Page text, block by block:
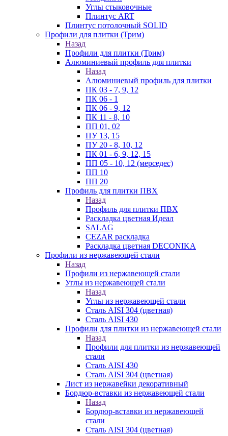
Углы стыковочные
Плинтус ART
Плинтус потолочный SOLID
Профили для плитки (Трим)
Назад
Профили для плитки (Трим)
Алюминиевый профиль для плитки
Назад
Алюминиевый профиль для плитки
ПК 03 - 7, 9, 12
ПК 06 - 1
ПК 06 - 9, 12
ПК 11 - 8, 10
ПП 01, 02
ПУ 13, 15
ПУ 20 - 8, 10, 12
ПК 01 - 6, 9, 12, 15
ПП 05 - 10, 12 (мерседес)
ПП 10
ПП 20
Профиль для плитки ПВХ
Назад
Профиль для плитки ПВХ
Раскладка цветная Идеал
SALAG
CEZAR раскладка
Раскладка цветная DECONIKA
Профили из нержавеющей стали
Назад
Профили из нержавеющей стали
Углы из нержавеющей стали
Назад
Углы из нержавеющей стали
Сталь AISI 304 (цветная)
Сталь AISI 430
Профили для плитки из нержавеющей стали
Назад
Профили для плитки из нержавеющей
стали
Сталь AISI 430
Сталь AISI 304 (цветная)
Лист из нержавейки декоративный
Бордюр-вставки из нержавеющей стали
Назад
Бордюр-вставки из нержавеющей
стали
Сталь AISI 304 (цветная)